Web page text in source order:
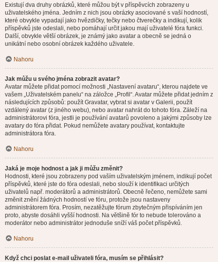
Existují dva druhy obrázků, které můžou být v příspěvcích zobrazeny u
uživatelského jména. Jedním z nich jsou obrázky asociované s vaší hodností,
které obvykle vypadají jako hvězdičky, tečky nebo čtverečky a indikují, kolik
příspěvků jste odeslali, nebo pomáhají určit jakou mají uživatelé fóra funkci.
Další, obvykle větší obrázek, je známý jako avatar a obecně se jedná o
unikátní nebo osobní obrázek každého uživatele.
Nahoru
Jak můžu u svého jména zobrazit avatar?
Avatar můžete přidat pomocí možnosti „Nastavení avataru“, kterou najdete ve
vašem „Uživatelském panelu“ na záložce „Profil“. Avatar můžete přidat jedním z
následujících způsobů: použít Gravatar, vybrat si avatar v Galerii, použít
vzdálený avatar (z jiného webu), nebo avatar nahrát do tohoto fóra. Záleží na
administrátorovi fóra, jestli je používání avatarů povoleno a jakými způsoby lze
avatary do fóra přidat. Pokud nemůžete avatary používat, kontaktujte
administrátora fóra.
Nahoru
Jaká je moje hodnost a jak ji můžu změnit?
Hodnosti, které jsou zobrazeny pod vaším uživatelským jménem, indikují počet
příspěvků, které jste do fóra odeslali, nebo slouží k identifikaci určitých
uživatelů např. moderátorů a administrátorů. Obecně řečeno, nemůžete sami
změnit znění žádných hodností ve fóru, protože jsou nastaveny
administrátorem fóra. Prosím, nezatěžujte fórum zbytečným přispíváním jen
proto, abyste dosáhli vyšší hodnosti. Na většině fór to nebude tolerováno a
moderátor nebo administrátor jednoduše sníží váš počet příspěvků.
Nahoru
Když chci poslat e-mail uživateli fóra, musím se přihlásit?